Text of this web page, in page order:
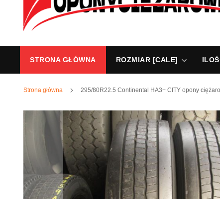
STRONA GŁÓWNA ROZMIAR [CALE]
Strona główna 295/80R22.5 Continental HA3+ CITY opony
koniec